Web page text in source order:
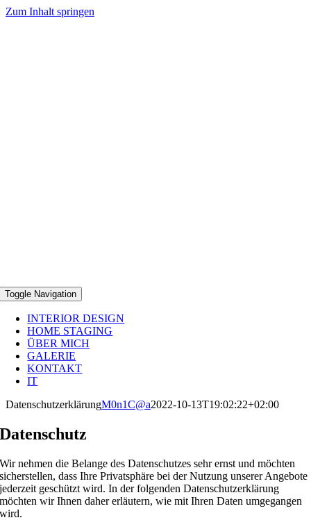
Zum Inhalt springen
Toggle Navigation
INTERIOR DESIGN
HOME STAGING
ÜBER MICH
GALERIE
KONTAKT
IT
DatenschutzerklärungM0n1C@a2022-10-13T19:02:22+02:00
Datenschutz
Wir nehmen die Belange des Datenschutzes sehr ernst und möchten
sicherstellen, dass Ihre Privatsphäre bei der Nutzung unserer Angebote
jederzeit geschützt wird. In der folgenden Datenschutzerklärung
möchten wir Ihnen daher erläutern, wie mit Ihren Daten umgegangen
wird.